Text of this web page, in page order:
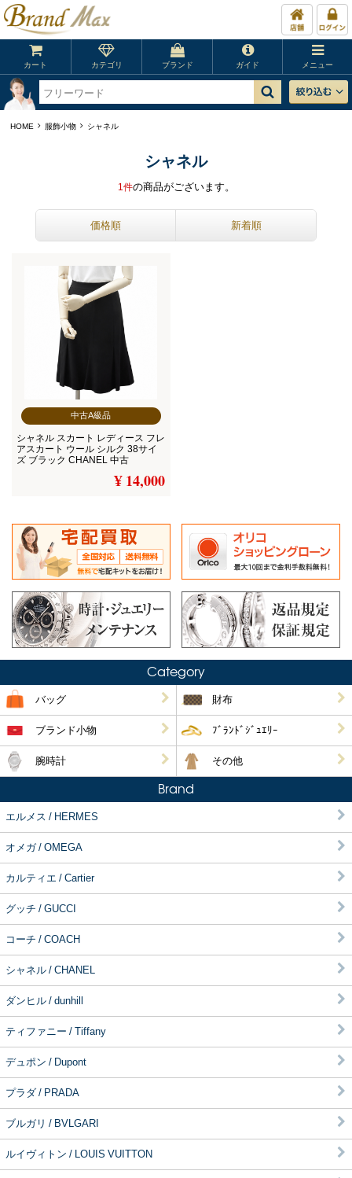
カート カテゴリ ブランド ガイド メニュー
HOME 服飾小物 シャネル
シャネル
1 件の商品がございます。
価格順 新着順
中古A級品
シャネル スカート レディース フレ
アスカート ウール シルク 38サイ
ズ ブラック CHANEL 中古
¥ 14,000
Category
バッグ 財布
ブランド小物 ﾌﾞﾗﾝﾄﾞｼﾞｭｴﾘｰ
腕時計 その他
Brand
エルメス / HERMES
オメガ / OMEGA
カルティエ / Cartier
グッチ / GUCCI
コーチ / COACH
シャネル / CHANEL
ダンヒル / dunhill
ティファニー / Tiffany
デュポン / Dupont
プラダ / PRADA
ブルガリ / BVLGARI
ルイヴィトン / LOUIS VUITTON